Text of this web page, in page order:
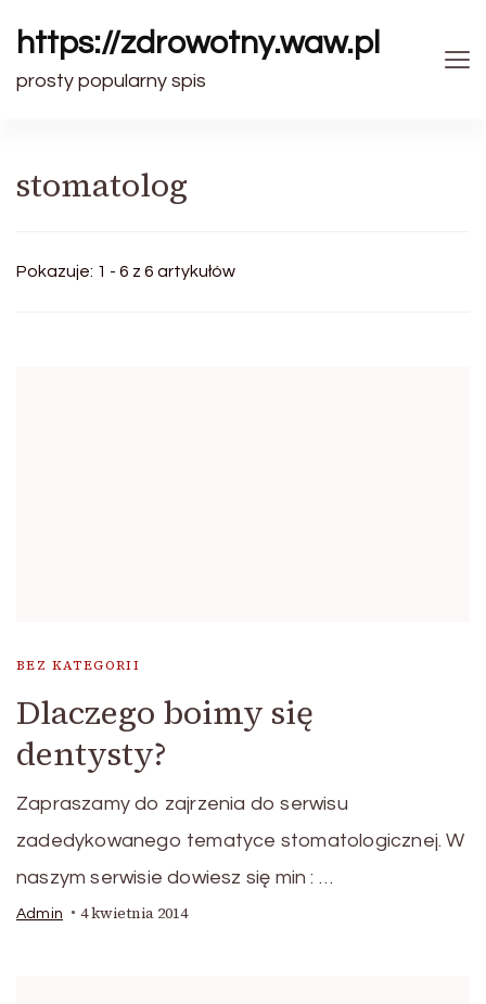
https://zdrowotny.waw.pl
prosty popularny spis
stomatolog
Pokazuje: 1 - 6 z 6 artykułów
BEZ KATEGORII
Dlaczego boimy się
dentysty?
Zapraszamy do zajrzenia do serwisu
zadedykowanego tematyce stomatologicznej. W
naszym serwisie dowiesz się min : …
Admin 4 kwietnia 2014